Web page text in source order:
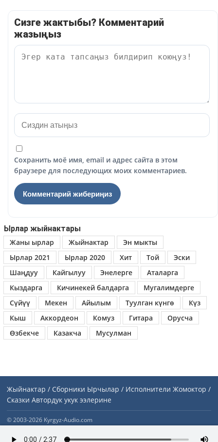
Сизге жактыбы? Комментарий
жазыңыз
Сохранить моё имя, email и адрес сайта в этом
браузере для последующих моих комментариев.
Ырлар жыйнактары
Жаны ырлар
Жыйнактар
Эн мыкты
Ырлар 2021
Ырлар 2020 Хит Той
Эски
Шаңдуу
Кайгылуу Энелерге
Аталарга
Кыздарга
Кичинекей балдарга
Мугалимдерге
Сүйүү
Мекен Айылым Туулган күнгө
Күз
Кыш
Аккордеон Комуз Гитара
Орусча
Өзбекче
Казакча Мусулман
Жыйнактар / Сборники Ырчылар / Исполнители Жомоктор /
Сказки Автордук укук ээлерине
© 2003-2026 Kyrgyz-Audio.com